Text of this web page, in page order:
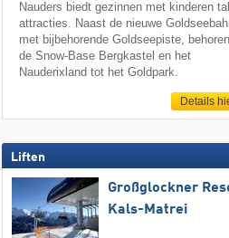
Nauders biedt gezinnen met kinderen
attracties. Naast de nieuwe
met bijbehorende Goldseepiste,
de Snow-Base Bergkastel en het
Nauderixland tot het Goldpark.
Details
Liften
Großglockner
Kals-Matrei